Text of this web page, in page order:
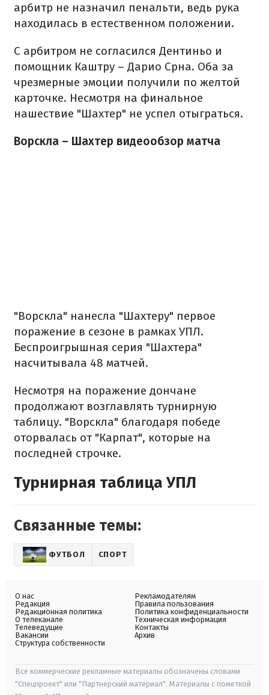
арбитр не назначил пенальти, ведь рука
находилась в естественном положении.
С арбитром не согласился Дентиньо и
помощник Каштру – Дарио Срна. Оба за
чрезмерные эмоции получили по желтой
карточке. Несмотря на финальное
нашествие "Шахтер" не успел отыграться.
Ворскла – Шахтер видеообзор матча
"Ворскла" нанесла "Шахтеру" первое
поражение в сезоне в рамках УПЛ.
Беспроигрышная серия "Шахтера"
насчитывала 48 матчей.
Несмотря на поражение дончане
продолжают возглавлять турнирную
таблицу. "Ворскла" благодаря победе
оторвалась от "Карпат", которые на
последней строчке.
Турнирная таблица УПЛ
Связанные темы:
ФУТБОЛ СПОРТ
О нас
Редакция
Редакционная политика
О телеканале
Телеведущие
Вакансии
Структура собственности
Рекламодателям
Правила пользования
Политика конфиденциальности
Техническая информация
Контакты
Архив
Все коммерческие рекламные материалы обозначены словами
"Спецпроект" или "Партнерский материал". Материалы с пометкой